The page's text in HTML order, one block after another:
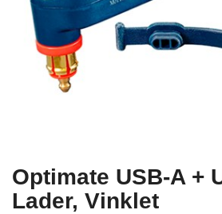
Optimate USB-A +
Lader, Vinklet